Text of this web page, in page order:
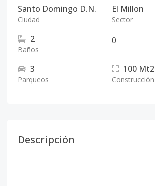
Santo Domingo D.N.
Ciudad
El Millon
Sector
2
Baños
0
3
Parqueos
100 Mt2
Construcción
Descripción